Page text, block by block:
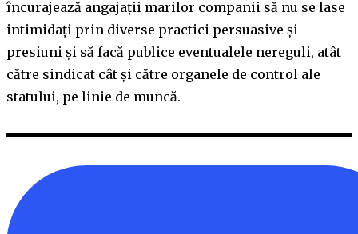
încurajează angajații marilor companii să nu se lase
intimidați prin diverse practici persuasive și
presiuni și să facă publice eventualele nereguli, atât
către sindicat cât și către organele de control ale
statului, pe linie de muncă.